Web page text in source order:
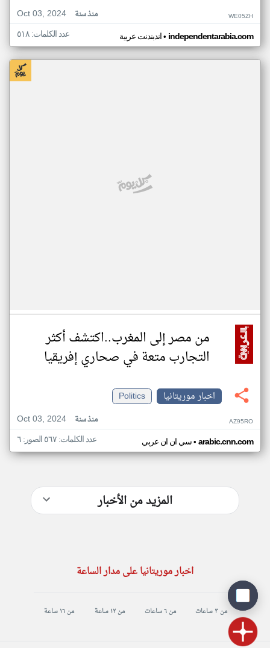
Oct 03, 2024
منذ سنة WE05ZH
اندبندنت عربية• independentarabia.com عدد الكلمات: ٥١٨
من مصر إلى المغرب..اكتشف أكثر
التجارب متعة في صحاري إفريقيا
اخبار موريتانيا
Politics
Oct 03, 2024
منذ سنة AZ95RO
سي ان ان عربي• arabic.cnn.com عدد الكلمات: ٥٦٧ الصور: ٦
المزيد من الأخبار
اخبار موريتانيا على مدار الساعة
من ٣ ساعات من ٦ ساعات من ١٢ ساعة من ١٦ ساعة